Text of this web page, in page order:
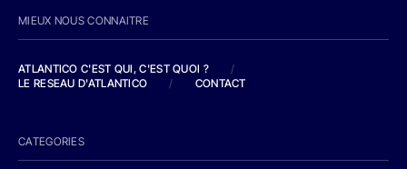
MIEUX NOUS CONNAITRE
ATLANTICO C'EST QUI, C'EST QUOI ?
/
LE RESEAU D'ATLANTICO
/ CONTACT
CATEGORIES